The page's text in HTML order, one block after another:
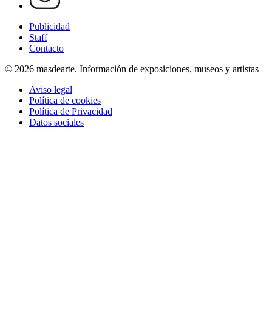
Publicidad
Staff
Contacto
© 2026 masdearte. Información de exposiciones, museos y artistas
Aviso legal
Política de cookies
Política de Privacidad
Datos sociales